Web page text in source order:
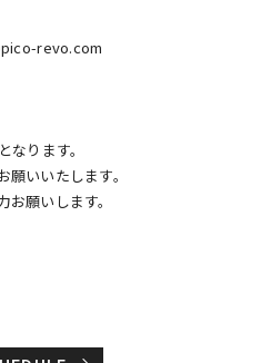
revo.com
ります。
いいたします。
願いします。